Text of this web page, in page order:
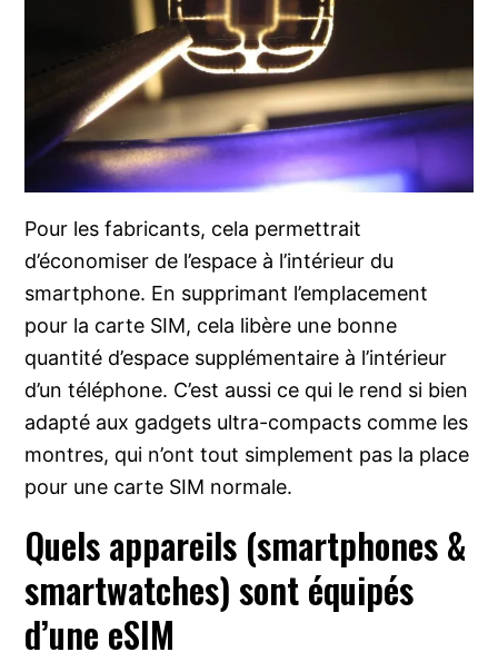
Pour les fabricants, cela permettrait
d’économiser de l’espace à l’intérieur du
smartphone. En supprimant l’emplacement
pour la carte SIM, cela libère une bonne
quantité d’espace supplémentaire à l’intérieur
d’un téléphone. C’est aussi ce qui le rend si bien
adapté aux gadgets ultra-compacts comme les
montres, qui n’ont tout simplement pas la place
pour une carte SIM normale.
Quels appareils (smartphones &
smartwatches) sont équipés
d’une eSIM